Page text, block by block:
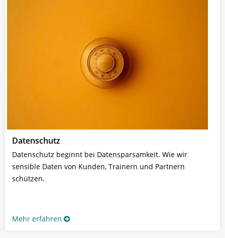
Datenschutz
Datenschutz beginnt bei Datensparsamkeit. Wie wir
sensible Daten von Kunden, Trainern und Partnern
schützen.
Mehr erfahren